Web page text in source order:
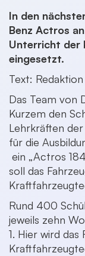
In den
Benz Actros
Unterricht der
eingesetzt.
Text:
Das Team von
Kurzem den
Lehrkräften der
für die
ein „Actros
soll das
Rund 400
jeweils zehn
1. Hier wird